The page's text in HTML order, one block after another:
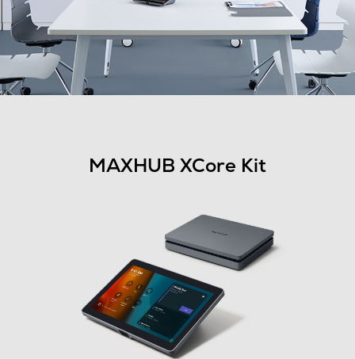
MAXHUB XCore Kit